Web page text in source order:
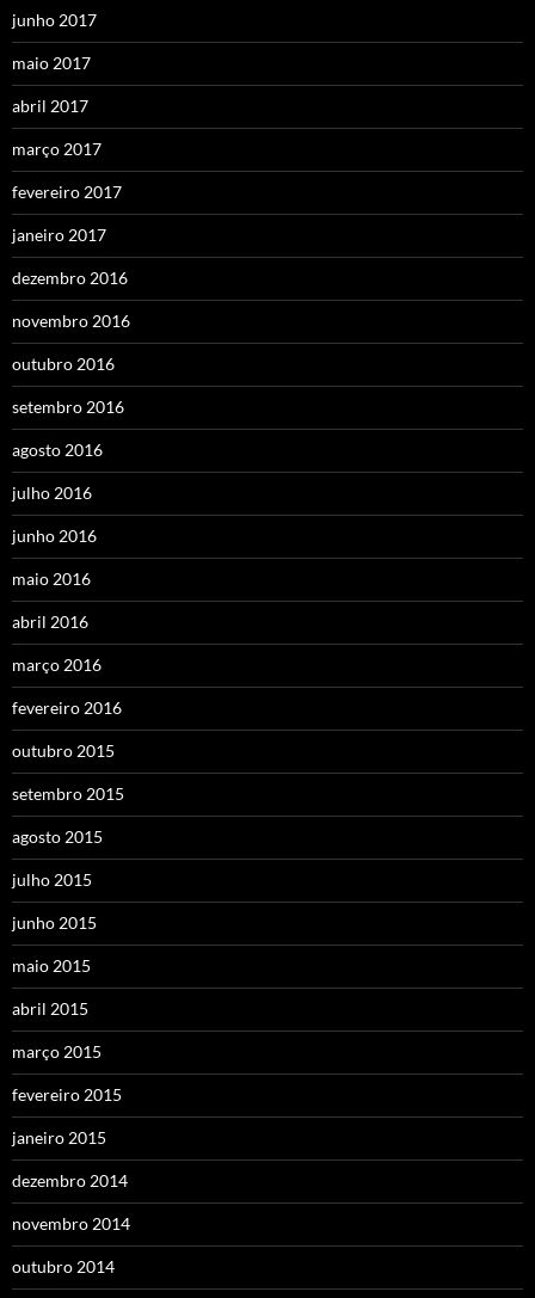
junho 2017
maio 2017
abril 2017
março 2017
fevereiro 2017
janeiro 2017
dezembro 2016
novembro 2016
outubro 2016
setembro 2016
agosto 2016
julho 2016
junho 2016
maio 2016
abril 2016
março 2016
fevereiro 2016
outubro 2015
setembro 2015
agosto 2015
julho 2015
junho 2015
maio 2015
abril 2015
março 2015
fevereiro 2015
janeiro 2015
dezembro 2014
novembro 2014
outubro 2014